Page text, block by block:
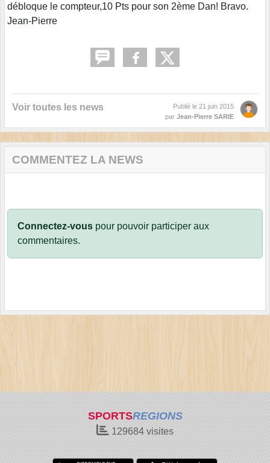
débloque le compteur,10 Pts pour son 2ème Dan! Bravo.
Jean-Pierre
Voir toutes les news Publié le 21 juin 2015
par Jean-Pierre SARIE
COMMENTEZ LA NEWS
Connectez-vous pour pouvoir participer aux
commentaires.
SPORTSREGIONS
129684 visites